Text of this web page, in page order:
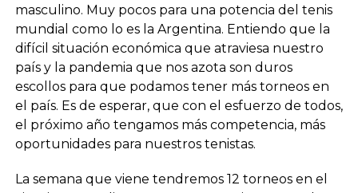
masculino. Muy pocos para una potencia del tenis
mundial como lo es la Argentina. Entiendo que la
difícil situación económica que atraviesa nuestro
país y la pandemia que nos azota son duros
escollos para que podamos tener más torneos en
el país. Es de esperar, que con el esfuerzo de todos,
el próximo año tengamos más competencia, más
oportunidades para nuestros tenistas.
La semana que viene tendremos 12 torneos en el